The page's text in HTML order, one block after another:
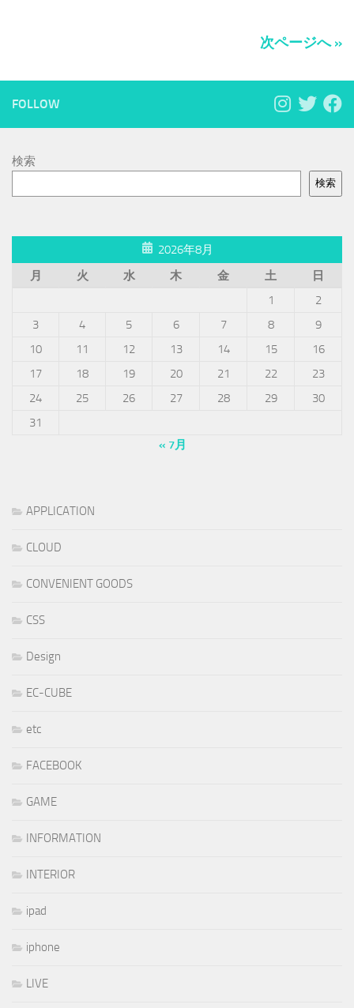
次ページへ »
FOLLOW
検索
検索
2026年8月
月
火 水 木 金 土
日
1
2
3
4 5 6 7 8
9
10
11 12 13 14 15
16
17
18 19 20 21 22
23
24
25 26 27 28 29
30
31
« 7月
APPLICATION
CLOUD
CONVENIENT GOODS
CSS
Design
EC-CUBE
etc
FACEBOOK
GAME
INFORMATION
INTERIOR
ipad
iphone
LIVE